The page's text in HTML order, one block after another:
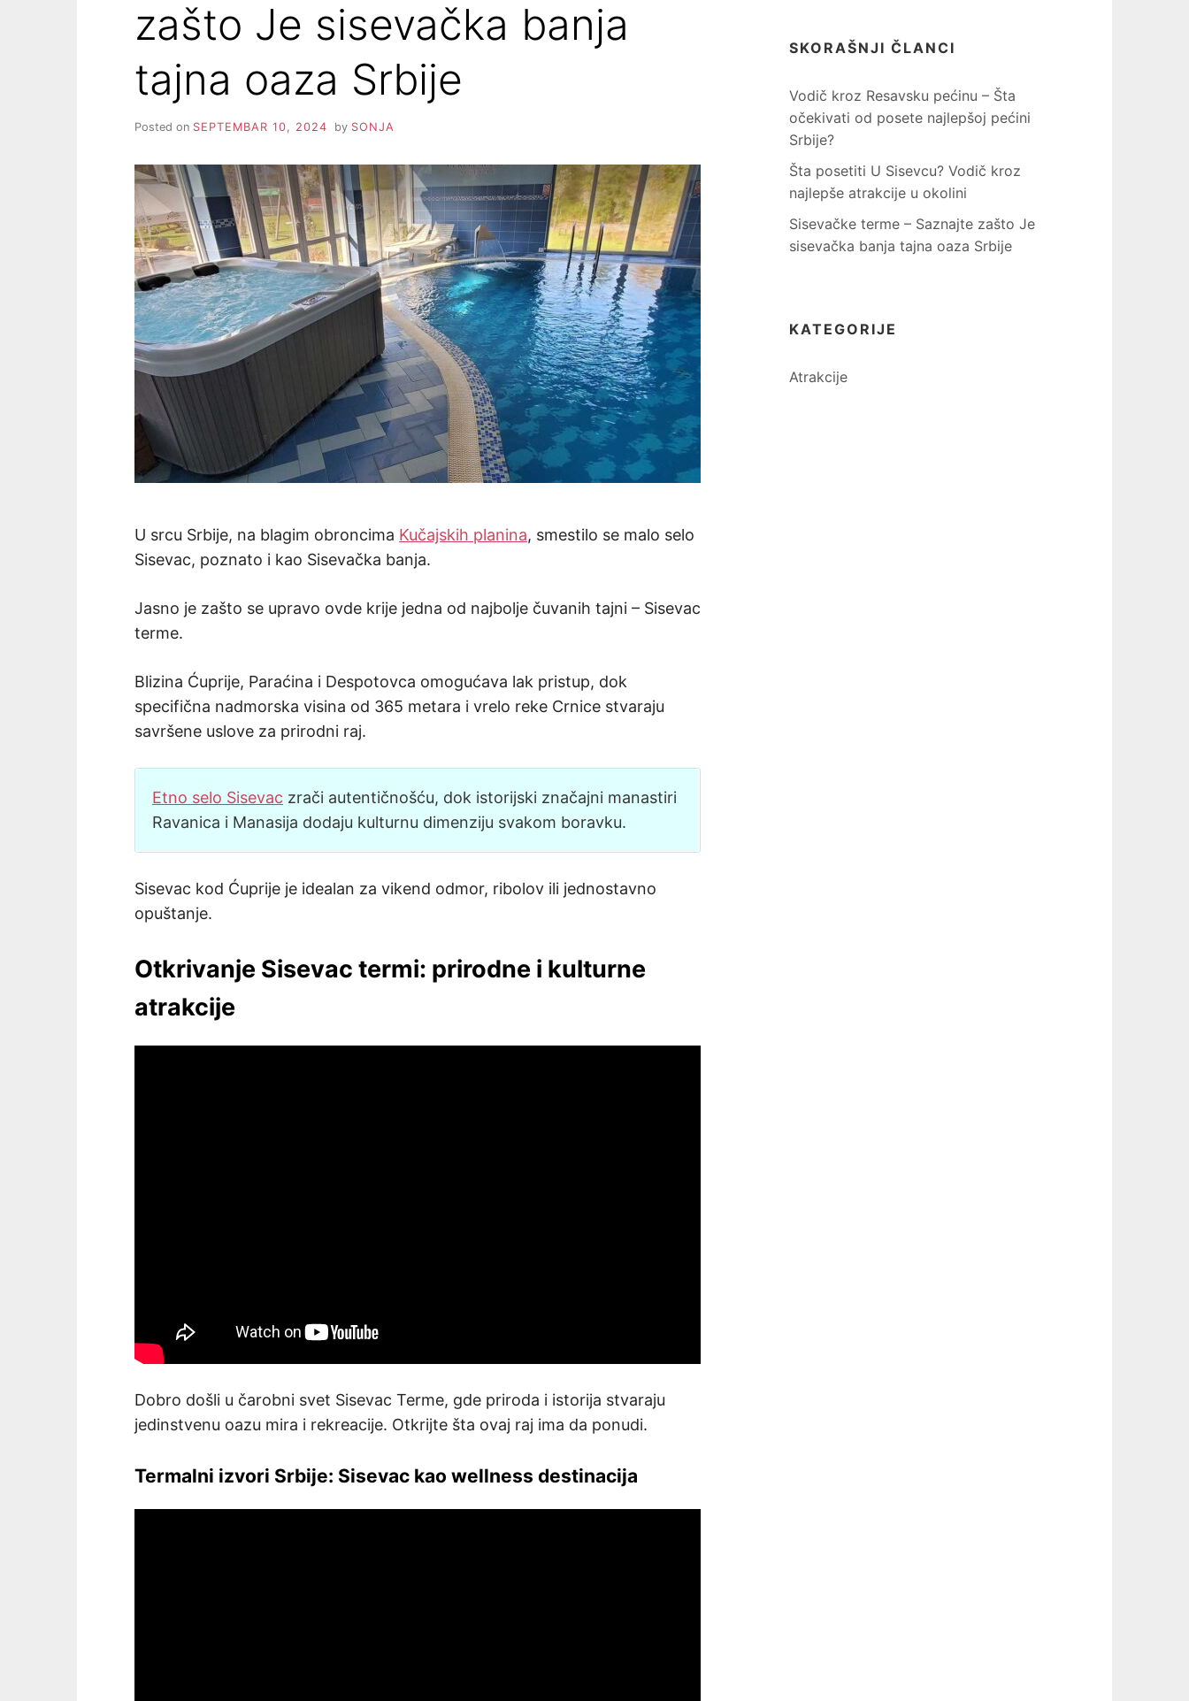
zašto Je sisevačka banja
tajna oaza Srbije
Posted on SEPTEMBAR 10, 2024 by SONJA
U srcu Srbije, na blagim obroncima Kučajskih planina, smestilo se malo selo
Sisevac, poznato i kao Sisevačka banja.
Jasno je zašto se upravo ovde krije jedna od najbolje čuvanih tajni – Sisevac
terme.
Blizina Ćuprije, Paraćina i Despotovca omogućava lak pristup, dok
specifična nadmorska visina od 365 metara i vrelo reke Crnice stvaraju
savršene uslove za prirodni raj.
Etno selo Sisevac zrači autentičnošću, dok istorijski značajni manastiri
Ravanica i Manasija dodaju kulturnu dimenziju svakom boravku.
Sisevac kod Ćuprije je idealan za vikend odmor, ribolov ili jednostavno
opuštanje.
Otkrivanje Sisevac termi: prirodne i kulturne
atrakcije
Dobro došli u čarobni svet Sisevac Terme, gde priroda i istorija stvaraju
jedinstvenu oazu mira i rekreacije. Otkrijte šta ovaj raj ima da ponudi.
Termalni izvori Srbije: Sisevac kao wellness destinacija
SKORAŠNJI ČLANCI
Vodič kroz Resavsku pećinu – Šta
očekivati od posete najlepšoj pećini
Srbije?
Šta posetiti U Sisevcu? Vodič kroz
najlepše atrakcije u okolini
Sisevačke terme – Saznajte zašto Je
sisevačka banja tajna oaza Srbije
KATEGORIJE
Atrakcije